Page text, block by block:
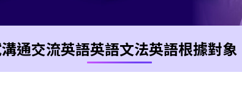
溝通交流英語英語文法英語根據對象